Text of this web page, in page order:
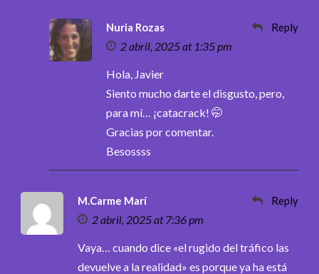
Nuria Rozas
2 abril, 2025 at 1:35 pm
Reply
Hola, Javier
Siento mucho darte el disgusto, pero,
para mí… ¡catacrack! 🤭
Gracias por comentar.
Besossss
M.Carme Marí
2 abril, 2025 at 7:36 pm
Reply
Vaya… cuando dice «el rugido del tráfico las
devuelve a la realidad» es porque ya ha está